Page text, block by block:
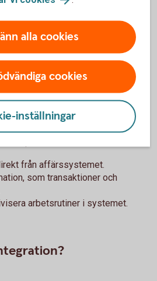
ERP
– betyder att
ihop med banken. Syftet med
åt mellan olika system och
en bankintegration det möjligt att
från affärssystemet.
som transaktioner och
arbetsrutiner i systemet.
alla cookies
cookies
inställningar